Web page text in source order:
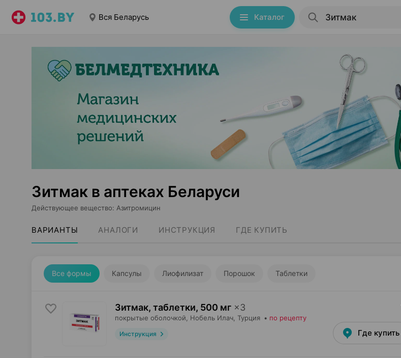
Вся Беларусь Каталог
Зитмак в аптеках Беларуси
Действующее вещество: Азитромицин
ВАРИАНТЫ АНАЛОГИ ИНСТРУКЦИЯ ГДЕ КУПИТЬ
Все формы Капсулы Лиофилизат Порошок Таблетки
Зитмак, таблетки, 500 мг ×3
покрытые оболочкой, Нобель Илач , Турция • по рецепту
Инструкция Где купить